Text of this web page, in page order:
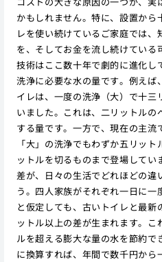
かもしれません。特に、設置から
レを使い続けているご家庭では
を、そしてお金を流し続けてい
技術はここ数十年で劇的に進化し
洗浄に必要な水の量です。例えば
イレは、一度の洗浄（大）で十三
いました。これは、二リットルの
する量です。一方で、現在の主流
「大」の洗浄でもわずか五リッ
ットルを切るものまで登場して
差が、日々の生活でどれほどの違
う。四人家族がそれぞれ一日に
と仮定しても、古いトイレと最新
ットル以上の差が生まれます。こ
ルを超える膨大な量の水を節約
に換算すれば、年間で数千円から